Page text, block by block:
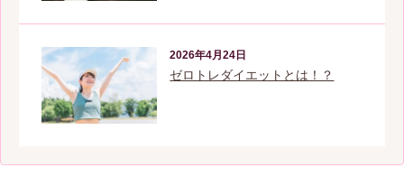
2026年4月24日
ゼロトレダイエットとは！？